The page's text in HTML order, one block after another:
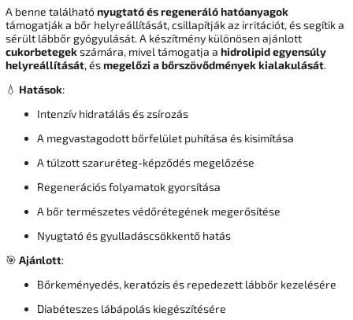
A benne találhatónyugtató és regeneráló hatóanyagok
támogatják a bőr helyreállítását, csillapítják az irritációt, és segítik a
sérült lábbőr gyógyulását. A készítmény különösen ajánlott
cukorbetegekszámára, mivel támogatja a hidrolipid egyensúly
helyreállítását, ésmegelőzi a bőrszövődmények kialakulását.
💧 Hatások:
Intenzív hidratálás és zsírozás
A megvastagodott bőrfelület puhítása és kisimítása
A túlzott szaruréteg-képződés megelőzése
Regenerációs folyamatok gyorsítása
A bőr természetes védőrétegének megerősítése
Nyugtató és gyulladáscsökkentő hatás
🎯 Ajánlott:
Bőrkeményedés, keratózis és repedezett lábbőr kezelésére
Diabéteszes lábápolás kiegészítésére